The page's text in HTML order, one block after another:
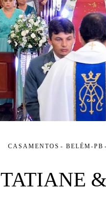
CASAMENTOS BELÉM-PB
TATIANE